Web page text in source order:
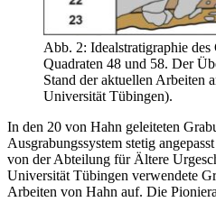
Abb. 2: Idealstratigraphie
Quadraten 48 und 58. Der
Stand der aktuellen Arbeiten
Universität Tübingen).
In den 20 von Hahn geleiteten
Ausgrabungssystem stetig
von der Abteilung für Ältere
Universität Tübingen verwendete
Arbeiten von Hahn auf. Die